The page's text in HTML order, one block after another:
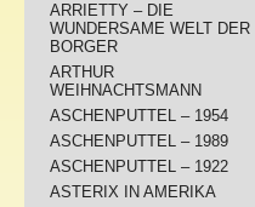
ARRIETTY – DIE
WUNDERSAME WELT DER
BORGER
ARTHUR
WEIHNACHTSMANN
ASCHENPUTTEL – 1954
ASCHENPUTTEL – 1989
ASCHENPUTTEL – 1922
ASTERIX IN AMERIKA